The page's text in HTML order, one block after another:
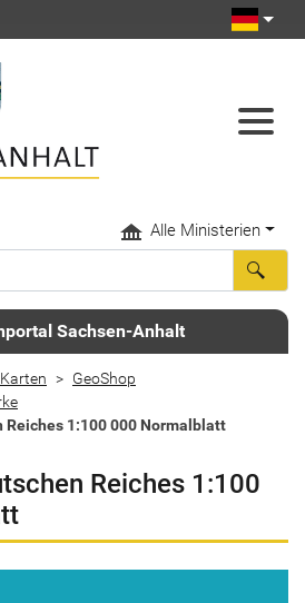
Alle Ministerien
Sachsen-Anhalt
GeoShop
Reiches 1:100 000 Normalblatt
Reiches 1:100